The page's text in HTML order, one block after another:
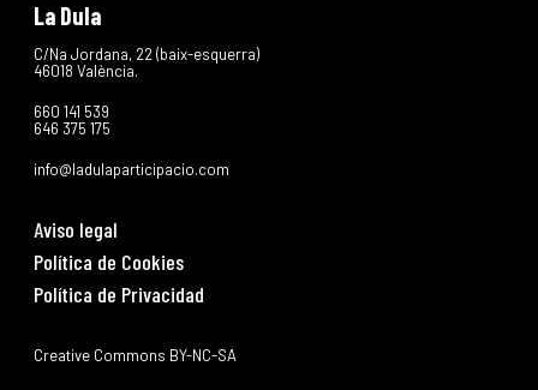
La Dula
C/Na Jordana, 22 (baix-esquerra)
46018 València.
660 141 539
646 375 175
info@ladulaparticipacio.com
Aviso legal
Política de Cookies
Política de Privacidad
Creative Commons BY-NC-SA